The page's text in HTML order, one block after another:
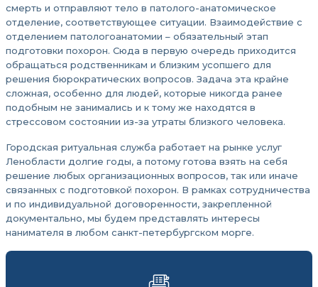
смерть и отправляют тело в патолого-анатомическое
отделение, соответствующее ситуации. Взаимодействие с
отделением патологоанатомии – обязательный этап
подготовки похорон. Сюда в первую очередь приходится
обращаться родственникам и близким усопшего для
решения бюрократических вопросов. Задача эта крайне
сложная, особенно для людей, которые никогда ранее
подобным не занимались и к тому же находятся в
стрессовом состоянии из-за утраты близкого человека.
Городская ритуальная служба работает на рынке услуг
Ленобласти долгие годы, а потому готова взять на себя
решение любых организационных вопросов, так или иначе
связанных с подготовкой похорон. В рамках сотрудничества
и по индивидуальной договоренности, закрепленной
документально, мы будем представлять интересы
нанимателя в любом санкт-петербургском морге.